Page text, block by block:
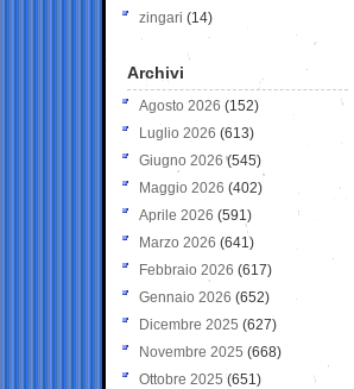
zingari (14)
Archivi
Agosto 2026 (152)
Luglio 2026 (613)
Giugno 2026 (545)
Maggio 2026 (402)
Aprile 2026 (591)
Marzo 2026 (641)
Febbraio 2026 (617)
Gennaio 2026 (652)
Dicembre 2025 (627)
Novembre 2025 (668)
Ottobre 2025 (651)